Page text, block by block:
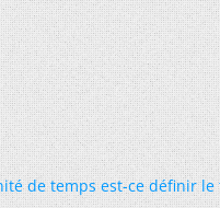
de temps est-ce définir le